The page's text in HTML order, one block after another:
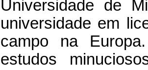
Universidade de
universidade em
campo na
estudos